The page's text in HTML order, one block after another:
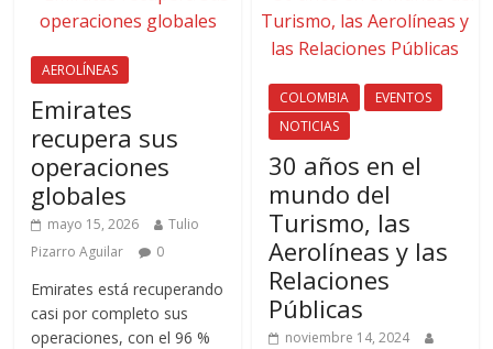
AEROLÍNEAS
Emirates
recupera sus
operaciones
globales
mayo 15, 2026
Tulio
Pizarro Aguilar
0
Emirates está recuperando
casi por completo sus
operaciones, con el 96 %
COLOMBIA
EVENTOS
NOTICIAS
30 años en el
mundo del
Turismo, las
Aerolíneas y las
Relaciones
Públicas
noviembre 14, 2024